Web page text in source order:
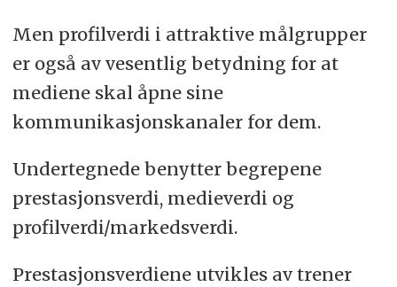
Men profilverdi i attraktive målgrupper
er også av vesentlig betydning for at
mediene skal åpne sine
kommunikasjonskanaler for dem.
Undertegnede benytter begrepene
prestasjonsverdi, medieverdi og
profilverdi/markedsverdi.
Prestasjonsverdiene utvikles av trener